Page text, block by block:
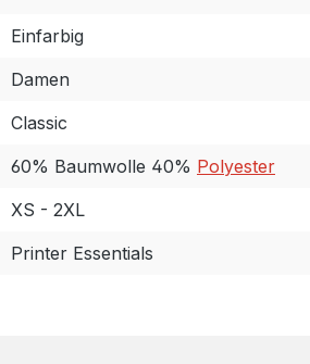
Einfarbig
Damen
Classic
60% Baumwolle 40% Polyester
XS - 2XL
Printer Essentials